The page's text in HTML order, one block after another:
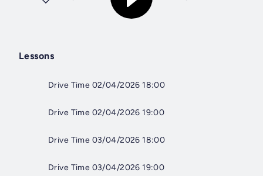
Lessons
Drive Time 02/04/2026 18:00
Drive Time 02/04/2026 19:00
Drive Time 03/04/2026 18:00
Drive Time 03/04/2026 19:00